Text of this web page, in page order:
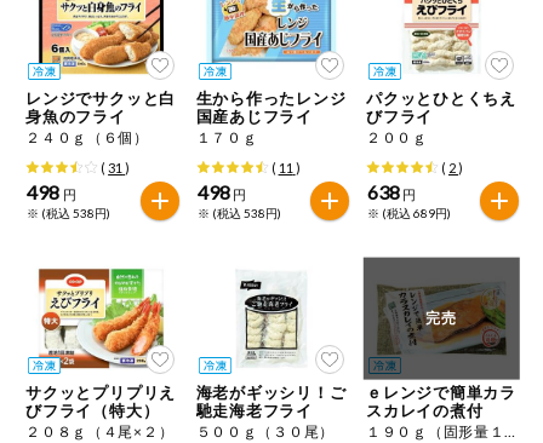
レンジでサクッと白
身魚のフライ
２４０ｇ（６個）
(31 )
498 円
※ (税込 538円)
生から作ったレンジ
国産あじフライ
１７０ｇ
( 11 )
498 円
※ (税込 538円)
パクッとひとくちえ
びフライ
２００ｇ
( 2)
638 円
※ (税込 689円)
サクッとプリプリえ
びフライ（特大）
２０８ｇ（４尾×２）
海老がギッシリ！ご
馳走海老フライ
５００ｇ（３０尾）
完売
ｅレンジで簡単カラ
スカレイの煮付
１９０ｇ（固形量１４０ｇ）（２切）